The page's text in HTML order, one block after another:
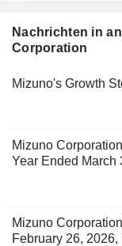
Nachrichten in
Corporation
Mizuno's Growth
Mizuno
Year Ended March
Mizuno
February 26,